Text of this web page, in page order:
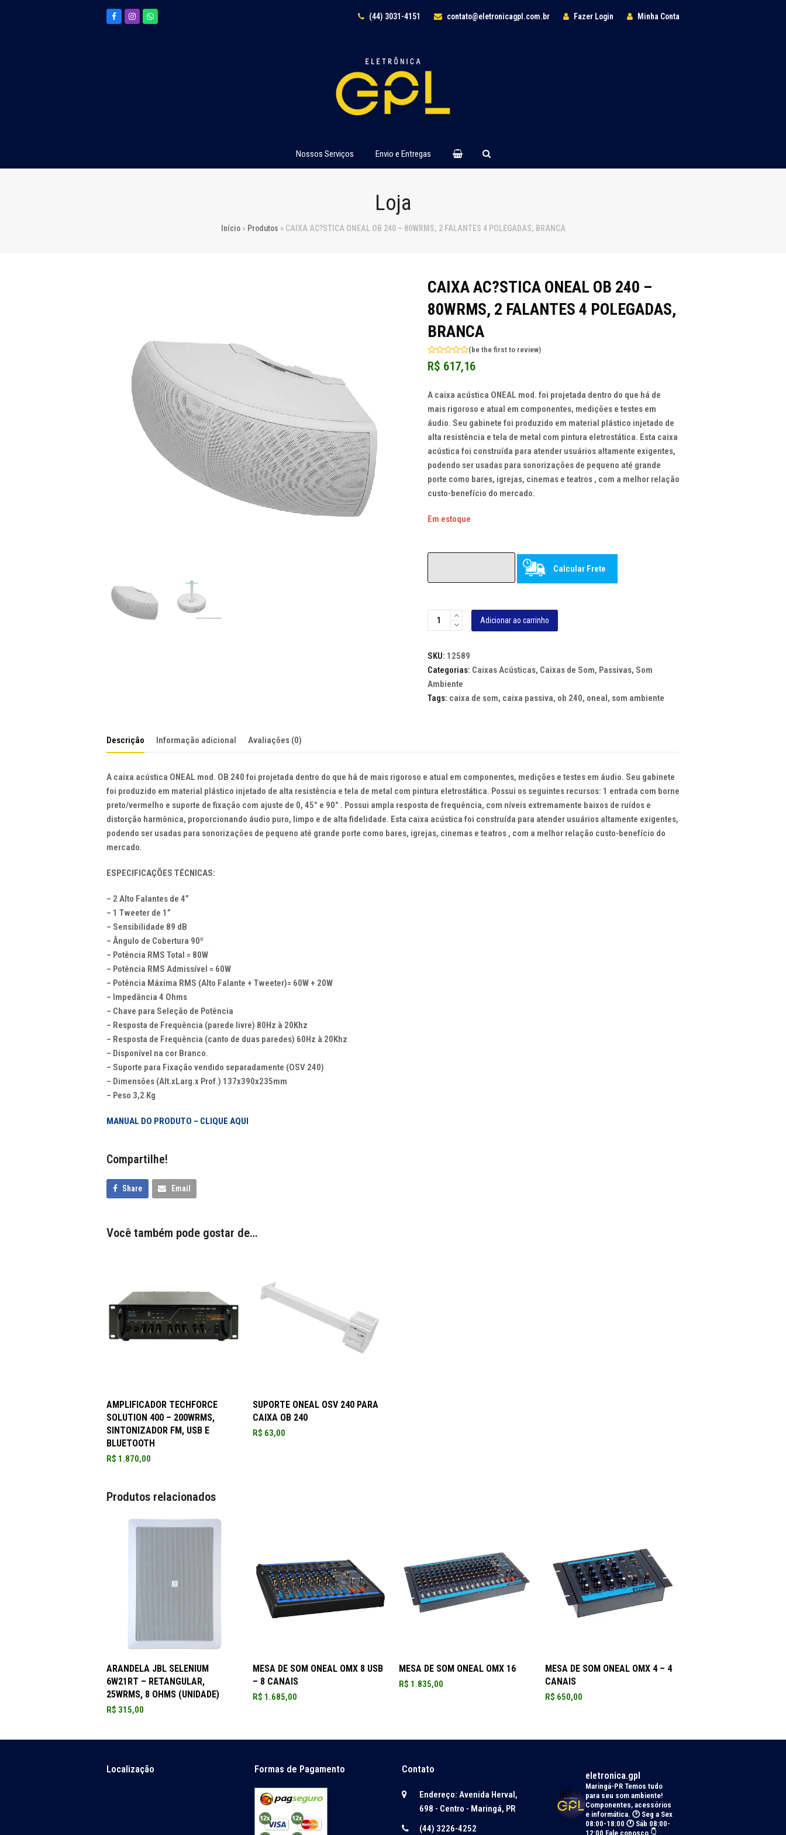
FacebookInstagramWhatsapp (44) 3031-4151 contato@eletronicagpl.com.br Fazer Login Minha Conta
Nossos Serviços Envio e Entregas
Loja
Início» Produtos » CAIXA AC?STICA ONEAL OB 240 – 80WRMS, 2 FALANTES 4 POLEGADAS, BRANCA
CAIXA AC?STICA ONEAL OB 240 –
80WRMS, 2 FALANTES 4 POLEGADAS,
BRANCA
Avaliação
0
( be the first to review)
R$ 617,16
A caixa acústica ONEAL mod. foi projetada dentro do que há de
mais rigoroso e atual em componentes, medições e testes em
áudio. Seu gabinete foi produzido em material plástico injetado de
alta resistência e tela de metal com pintura eletrostática. Esta caixa
acústica foi construída para atender usuários altamente exigentes,
podendo ser usadas para sonorizações de pequeno até grande
porte como bares, igrejas, cinemas e teatros , com a melhor relação
custo-benefício do mercado.
Em estoque
Calcular Frete
CAIXA
AC?
ONEAL
OB
240
-
Adicionar ao carrinho
SKU: 12589
Categorias: Caixas Acústicas, Caixas de Som, Passivas, Som
Ambiente
Tags: caixa de som, caixa passiva, ob 240, oneal, som ambiente
Descrição Informação adicional Avaliações (0)
A caixa acústica ONEAL mod. OB 240 foi projetada dentro do que há de mais rigoroso e atual em componentes, medições e testes em áudio. Seu gabinete
foi produzido em material plástico injetado de alta resistência e tela de metal com pintura eletrostática. Possui os seguintes recursos: 1 entrada com borne
preto/vermelho e suporte de fixação com ajuste de 0, 45° e 90° . Possui ampla resposta de frequência, com níveis extremamente baixos de ruídos e
distorção harmônica, proporcionando áudio puro, limpo e de alta fidelidade. Esta caixa acústica foi construída para atender usuários altamente exigentes,
podendo ser usadas para sonorizações de pequeno até grande porte como bares, igrejas, cinemas e teatros , com a melhor relação custo-benefício do
mercado.
ESPECIFICAÇÕES TÉCNICAS:
– 2 Alto Falantes de 4”
– 1 Tweeter de 1”
– Sensibilidade 89 dB
– Ângulo de Cobertura 90º
– Potência RMS Total = 80W
– Potência RMS Admissível = 60W
– Potência Máxima RMS (Alto Falante + Tweeter)= 60W + 20W
– Impedância 4 Ohms
– Chave para Seleção de Potência
– Resposta de Frequência (parede livre) 80Hz à 20Khz
– Resposta de Frequência (canto de duas paredes) 60Hz à 20Khz
– Disponível na cor Branco.
– Suporte para Fixação vendido separadamente (OSV 240)
– Dimensões (Alt.xLarg.x Prof.) 137x390x235mm
– Peso 3,2 Kg
MANUAL DO PRODUTO – CLIQUE AQUI
Compartilhe!
Share Email
Você também pode gostar de…
ADICIONAR AO CARRINHO
AMPLIFICADOR TECHFORCE
SOLUTION 400 – 200WRMS,
SINTONIZADOR FM, USB E
BLUETOOTH
R$ 1.870,00
ADICIONAR AO CARRINHO
SUPORTE ONEAL OSV 240 PARA
CAIXA OB 240
R$ 63,00
Produtos relacionados
ADICIONAR AO CARRINHO
ARANDELA JBL SELENIUM
6W21RT – RETANGULAR,
25WRMS, 8 OHMS (UNIDADE)
R$ 315,00
ADICIONAR AO CARRINHO
MESA DE SOM ONEAL OMX 8 USB
– 8 CANAIS
R$ 1.685,00
ADICIONAR AO CARRINHO
MESA DE SOM ONEAL OMX 16
R$ 1.835,00
ADICIONAR AO CARRINHO
MESA DE SOM ONEAL OMX 4 – 4
CANAIS
R$ 650,00
Localização Formas de Pagamento Contato
Endereço: Avenida Herval,
698 - Centro - Maringá, PR
(44) 3226-4252
eletronica.gpl
Maringá-PRTemos tudo
para seu som ambiente!
Componentes, acessórios
e informática. 🕑 Seg a Sex
08:00-18:00 🕐 Sáb 08:00-
12:00 Fale conosco 👇